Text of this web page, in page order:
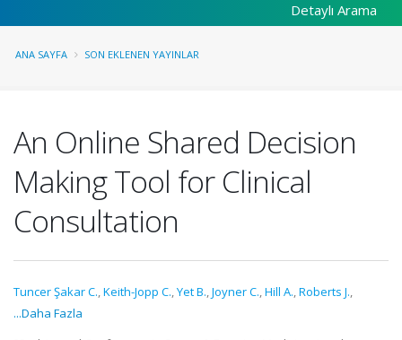
Detaylı Arama
ANA SAYFA SON EKLENEN YAYINLAR
An Online Shared Decision
Making Tool for Clinical
Consultation
Tuncer Şakar C.,Keith-Jopp C.,Yet B.,Joyner C.,Hill A.,Roberts J.,
...Daha Fazla